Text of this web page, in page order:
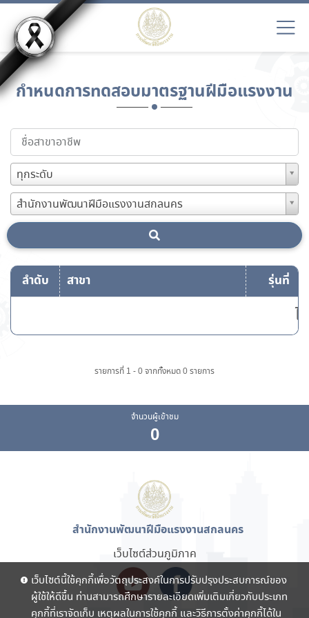
กำหนดการทดสอบมาตรฐานฝีมือแรงงาน
ทุกระดับ
สำนักงานพัฒนาฝีมือแรงงานสกลนคร
ลำดับ สาขา รุ่นที่
ไ
รายการที่ 1 - 0 จากทั้งหมด 0 รายการ
จำนวนผู้เข้าชม
0
สำนักงานพัฒนาฝีมือแรงงานสกลนคร
เว็บไซต์ส่วนภูมิภาค
เว็บไซต์นี้ใช้คุกกี้เพื่อวัตถุประสงค์ในการปรับปรุงประสบการณ์ของ
ผู้ใช้ให้ดีขึ้น ท่านสามารถศึกษารายละเอียดเพิ่มเติมเกี่ยวกับประเภท
คุกกี้ที่เราจัดเก็บ เหตุผลในการใช้คุกกี้ และวิธีการตั้งค่าคุกกี้ได้ใน